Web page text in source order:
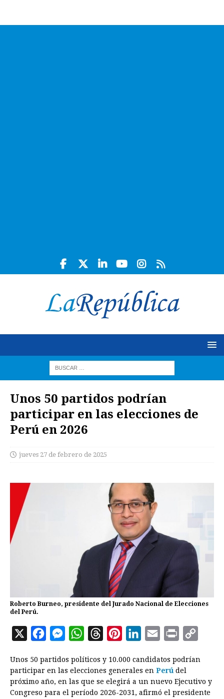
Unos 50 partidos podrían
participar en las elecciones de
Perú en 2026
jueves 27 de febrero de 2025
Roberto Burneo, presidente del Jurado Nacional de Elecciones
del Perú.
X
c
e
b
M
s
s
e
W
a
t
s
r
e
a
n
t
e
n
k
e
a
i
l
i
n
t
p
y
L
Unos 50 partidos políticos y 10.000 candidatos podrían
participar en las elecciones generales en Perú del
próximo año, en las que se elegirá a un nuevo Ejecutivo y
Congreso para el período 2026-2031, afirmó el presidente